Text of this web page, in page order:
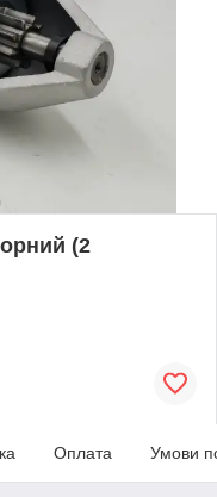
(2
Оплата Умови